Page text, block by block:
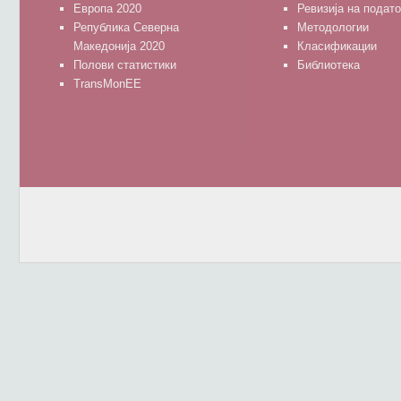
Европа 2020
Република Северна
Македонија 2020
Полови статистики
TransMonEE
Ревизија на
Методологии
Класификации
Библиотека